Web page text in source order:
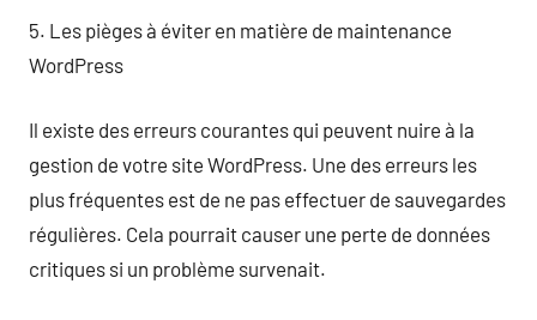
5. Les pièges à éviter en matière de maintenance
WordPress
Il existe des erreurs courantes qui peuvent nuire à la
gestion de votre site WordPress. Une des erreurs les
plus fréquentes est de ne pas effectuer de sauvegardes
régulières. Cela pourrait causer une perte de données
critiques si un problème survenait.